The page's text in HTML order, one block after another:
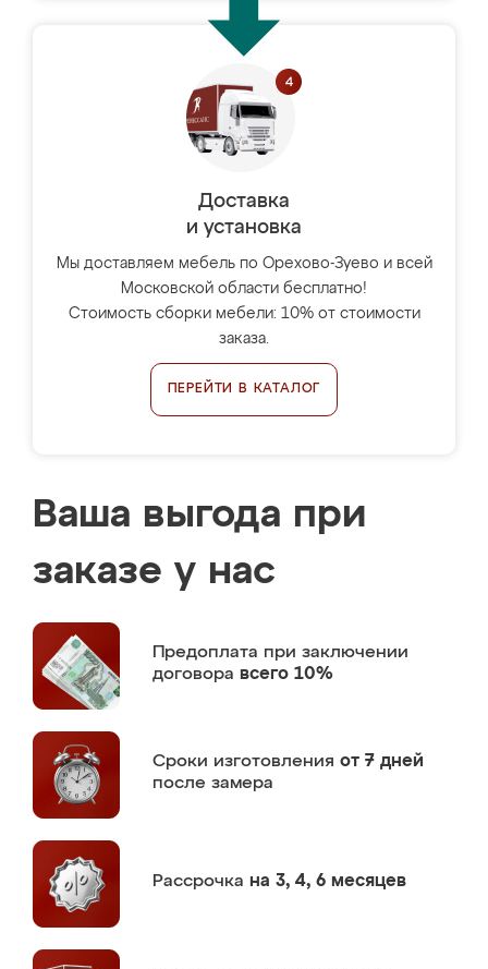
Доставка
и установка
Мы доставляем мебель по Орехово-Зуево и всей
Московской области бесплатно!
Стоимость сборки мебели: 10% от стоимости
заказа.
ПЕРЕЙТИ В КАТАЛОГ
Ваша выгода при
заказе у нас
Предоплата при заключении
договора всего 10%
Сроки изготовления от 7 дней
после замера
Рассрочка на 3, 4, 6 месяцев